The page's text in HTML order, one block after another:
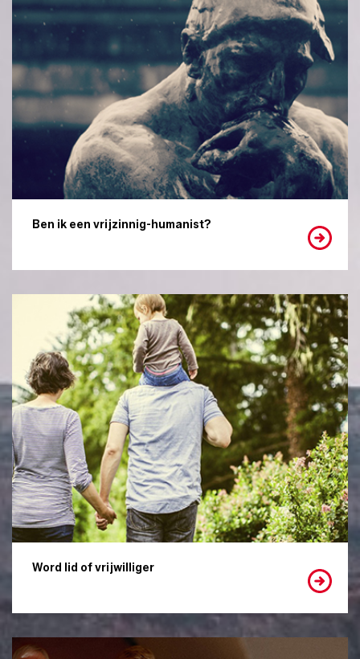
Ben ik een vrijzinnig-humanist?
Word lid of vrijwilliger